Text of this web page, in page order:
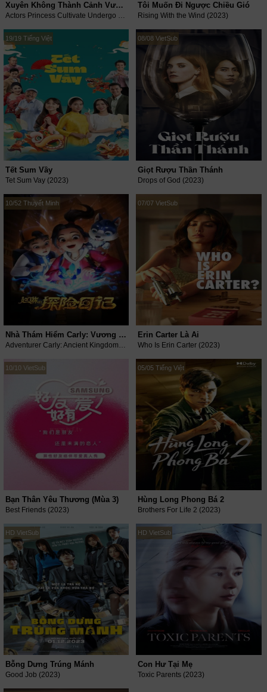
Xuyên Không Thành Cảnh Vương Phi (Phần 1)
Actors Princess Cultivate Undergo (Season 1) (2023)
Tôi Muốn Đi Ngược Chiều Gió
Rising With the Wind (2023)
19/19 Tiếng Việt
Tết Sum Vầy
Tet Sum Vay (2023)
08/08 VietSub
Giọt Rượu Thần Thánh
Drops of God (2023)
10/52 Thuyết Minh
Nhà Thám Hiểm Carly: Vương Quốc Cổ Đại
Adventurer Carly: Ancient Kingdom (2023)
07/07 VietSub
Erin Carter Là Ai
Who Is Erin Carter (2023)
10/10 VietSub
Bạn Thân Yêu Thương (Mùa 3)
Best Friends (2023)
05/05 Tiếng Việt
Hùng Long Phong Bá 2
Brothers For Life 2 (2023)
HD VietSub
Bỗng Dưng Trúng Mánh
Good Job (2023)
HD VietSub
Con Hư Tại Mẹ
Toxic Parents (2023)